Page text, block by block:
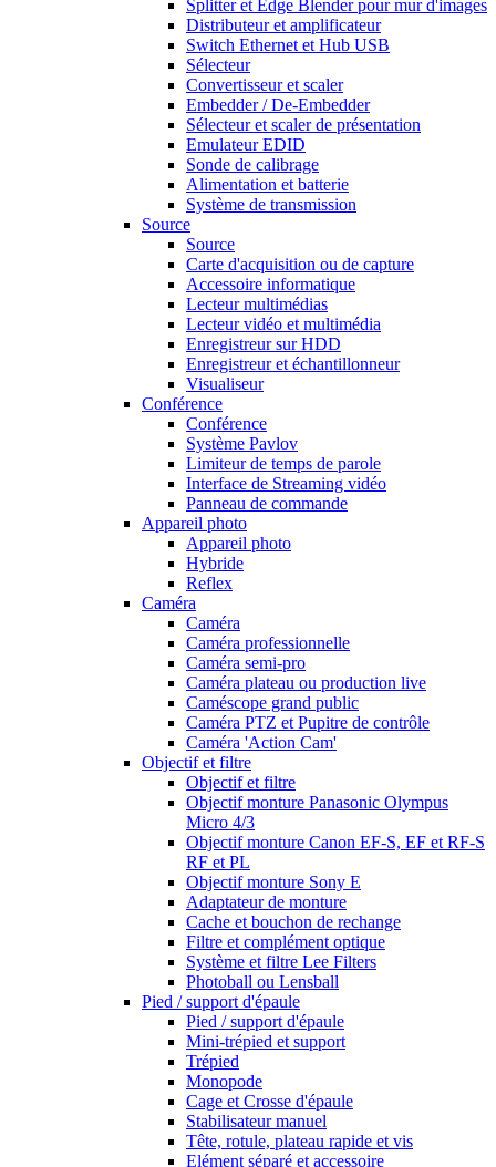
Splitter et Edge Blender pour mur d'images
Distributeur et amplificateur
Switch Ethernet et Hub USB
Sélecteur
Convertisseur et scaler
Embedder / De-Embedder
Sélecteur et scaler de présentation
Emulateur EDID
Sonde de calibrage
Alimentation et batterie
Système de transmission
Source
Source
Carte d'acquisition ou de capture
Accessoire informatique
Lecteur multimédias
Lecteur vidéo et multimédia
Enregistreur sur HDD
Enregistreur et échantillonneur
Visualiseur
Conférence
Conférence
Système Pavlov
Limiteur de temps de parole
Interface de Streaming vidéo
Panneau de commande
Appareil photo
Appareil photo
Hybride
Reflex
Caméra
Caméra
Caméra professionnelle
Caméra semi-pro
Caméra plateau ou production live
Caméscope grand public
Caméra PTZ et Pupitre de contrôle
Caméra 'Action Cam'
Objectif et filtre
Objectif et filtre
Objectif monture Panasonic Olympus
Micro 4/3
Objectif monture Canon EF-S, EF et RF-S
RF et PL
Objectif monture Sony E
Adaptateur de monture
Cache et bouchon de rechange
Filtre et complément optique
Système et filtre Lee Filters
Photoball ou Lensball
Pied / support d'épaule
Pied / support d'épaule
Mini-trépied et support
Trépied
Monopode
Cage et Crosse d'épaule
Stabilisateur manuel
Tête, rotule, plateau rapide et vis
Elément séparé et accessoire